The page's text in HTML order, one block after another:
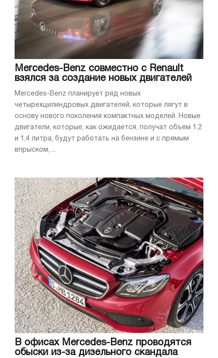
Mercedes-Benz совместно с Renault
взялся за создание новых двигателей
Mercedes-Benz планирует ряд новых
четырехцилиндровых двигателей, которые лягут в
основу нового поколения компактных моделей. Новые
двигатели, которые, как ожидается, получат объем 1,2
и 1,4 литра, будут работать на бензине и с прямым
впрыском, ...
В офисах Mercedes-Benz проводятся
обыски из-за дизельного скандала